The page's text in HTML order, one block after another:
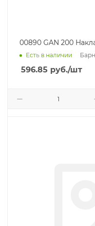
00890 GAN 200
Есть в наличии
596.85 руб./шт